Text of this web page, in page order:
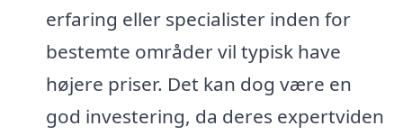
erfaring eller specialister inden for
bestemte områder vil typisk have
højere priser. Det kan dog være en
god investering, da deres expertviden